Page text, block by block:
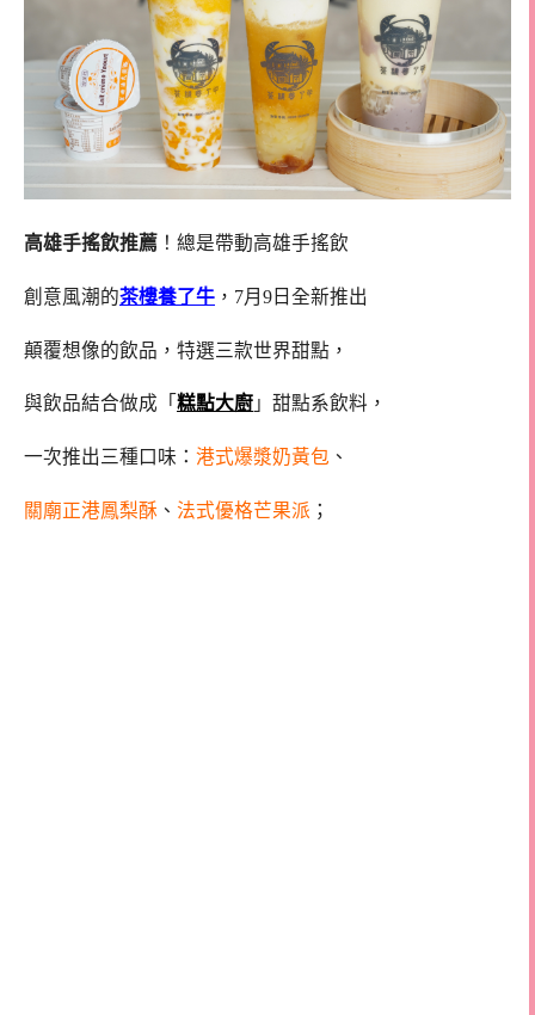
高雄手搖飲推薦 ！總是帶動高雄手搖飲
創意風潮的茶樓養了牛 ，7月9日全新推出
顛覆想像的飲品，特選三款世界甜點，
與飲品結合做成「 糕點大廚 」甜點系飲料，
一次推出三種口味： 港式爆漿奶黃包 、
關廟正港鳳梨酥 、 法式優格芒果派 ；